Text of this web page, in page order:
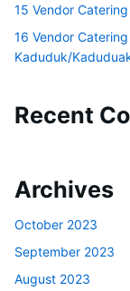
15 Vendor
16 Vendor
Kaduduk/
Recent
Archives
October 2023
September 2023
August 2023